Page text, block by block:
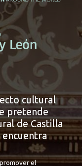
cultural
pretende
de Castilla
el